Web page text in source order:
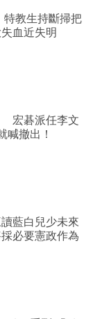
血近失明
宏碁派任李文
喊撤出！
藍白兒少未來
必要憲政作為